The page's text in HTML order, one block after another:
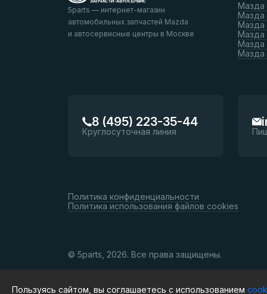
5parts — интернет-магазин
автомобильных запчастей Mazda
и автосервисные центры в Москве
Мазда
Мазда
Мазда
Мазда
8 (495) 223-35-44
Круглосуточная линия
Политика конфиденциальности
Политика использования файлов cookies
© 5parts, 2026. Все права защищены.
Пользуясь сайтом, вы соглашаетесь с использованием